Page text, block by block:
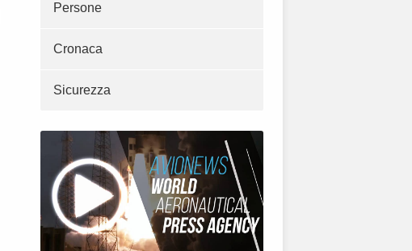
Persone
Cronaca
Sicurezza